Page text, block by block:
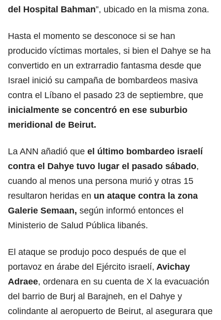
del Hospital Bahman”, ubicado en la misma zona.
Hasta el momento se desconoce si se han
producido víctimas mortales, si bien el Dahye se ha
convertido en un extrarradio fantasma desde que
Israel inició su campaña de bombardeos masiva
contra el Líbano el pasado 23 de septiembre, que
inicialmente se concentró en ese suburbio
meridional de Beirut.
La ANN añadió que el último bombardeo israelí
contra el Dahye tuvo lugar el pasado sábado,
cuando al menos una persona murió y otras 15
resultaron heridas en un ataque contra la zona
Galerie Semaan, según informó entonces el
Ministerio de Salud Pública libanés.
El ataque se produjo poco después de que el
portavoz en árabe del Ejército israelí, Avichay
Adraee, ordenara en su cuenta de X la evacuación
del barrio de Burj al Barajneh, en el Dahye y
colindante al aeropuerto de Beirut, al asegurara que